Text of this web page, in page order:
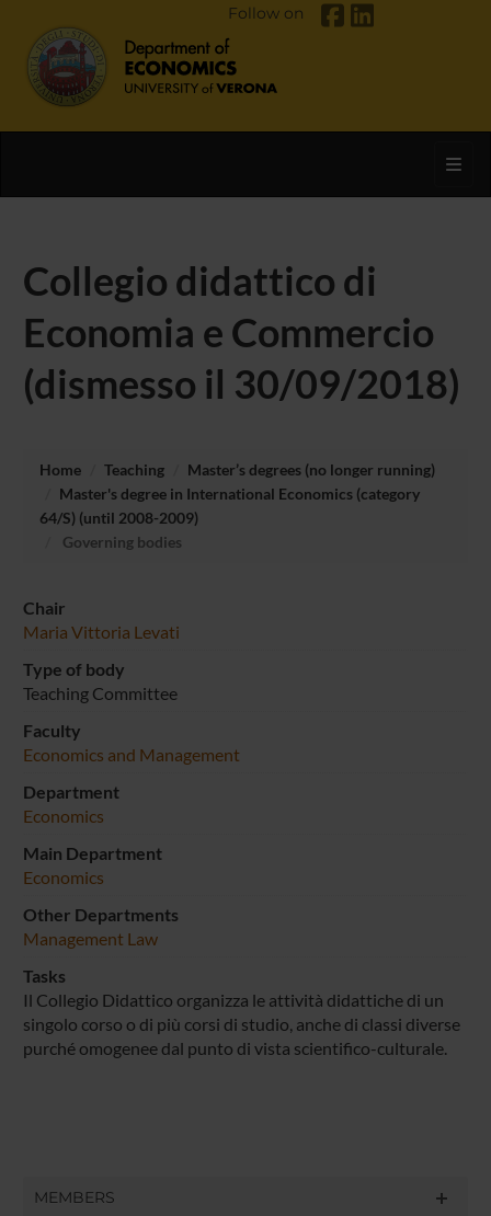
Follow on
Collegio didattico di
Economia e Commercio
(dismesso il 30/09/2018)
Home Teaching
Master’s degrees (no longer running)
Master's degree in International Economics (category
64/S) (until 2008-2009)
Governing bodies
Chair
Maria Vittoria Levati
Type of body
Teaching Committee
Faculty
Economics and Management
Department
Economics
Main Department
Economics
Other Departments
Management Law
Tasks
Il Collegio Didattico organizza le attività didattiche di un
singolo corso o di più corsi di studio, anche di classi diverse
purché omogenee dal punto di vista scientifico-culturale.
MEMBERS